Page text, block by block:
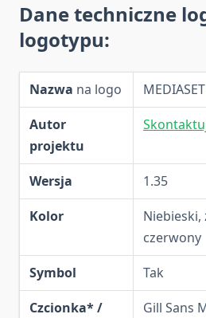
Dane techniczne
logotypu:
Nazwa na logo
Autor
projektu
Wersja
1.35
Kolor
Niebieski,
czerwony
Symbol
Tak
Czcionka* /
Gill Sans